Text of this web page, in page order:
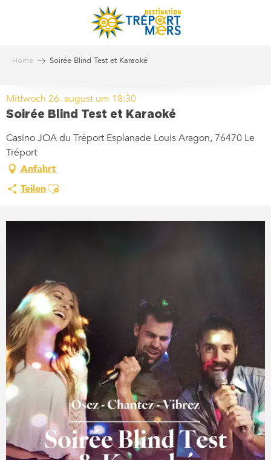
Home Soirée Blind Test et Karaoké
Mittwoch 26. august um 18:30
Soirée Blind Test et Karaoké
Casino JOA du Tréport Esplanade Louis Aragon, 76470 Le
Tréport
Anfahrt
TeilenAjouter aux favoris